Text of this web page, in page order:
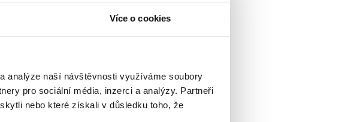
Více o cookies
analýze naší návštěvnosti využíváme soubory
pro sociální média, inzerci a analýzy. Partneři
nebo které získali v důsledku toho, že